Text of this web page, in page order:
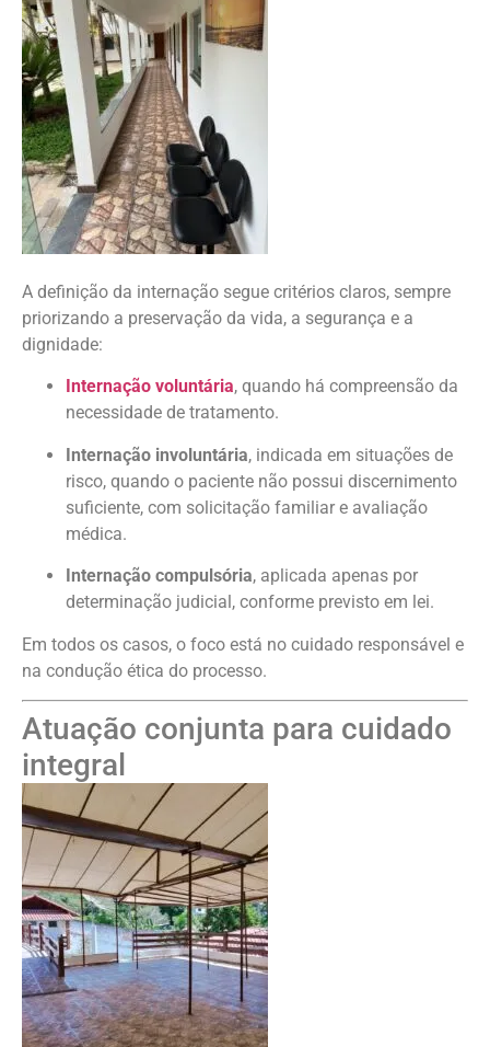
A definição da internação segue critérios claros, sempre
priorizando a preservação da vida, a segurança e a
dignidade:
Internação voluntária, quando há compreensão da
necessidade de tratamento.
Internação involuntária, indicada em situações de
risco, quando o paciente não possui discernimento
suficiente, com solicitação familiar e avaliação
médica.
Internação compulsória, aplicada apenas por
determinação judicial, conforme previsto em lei.
Em todos os casos, o foco está no cuidado responsável e
na condução ética do processo.
Atuação conjunta para cuidado
integral